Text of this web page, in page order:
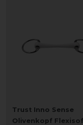
Trust Inno Sense
Olivenkopf